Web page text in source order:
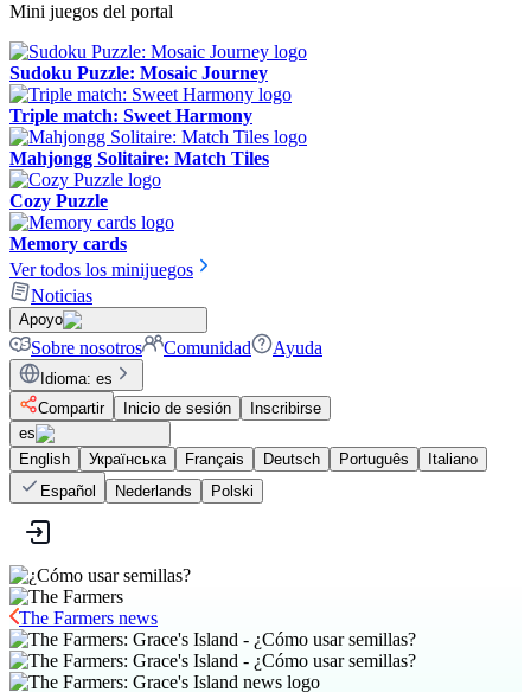
Mini juegos del portal
Sudoku Puzzle: Mosaic Journey
Triple match: Sweet Harmony
Mahjongg Solitaire: Match Tiles
Cozy Puzzle
Memory cards
Ver todos los minijuegos
Noticias
Apoyo
Sobre nosotros Comunidad Ayuda
Idioma: es
Compartir
Inicio de sesión
Inscribirse
es
English
Українська Français Deutsch Português
Italiano
Español
Nederlands Polski
The Farmers news